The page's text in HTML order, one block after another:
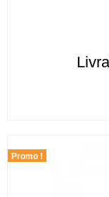
Promo !